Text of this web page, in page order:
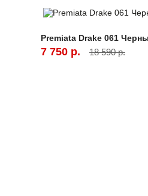
Premiata Drake 061
7 750 р. 18 590 р.